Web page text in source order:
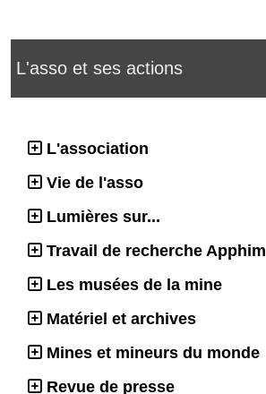
L'asso et ses actions
L'association
Vie de l'asso
Lumières sur...
Travail de recherche Apphim
Les musées de la mine
Matériel et archives
Mines et mineurs du monde
Revue de presse